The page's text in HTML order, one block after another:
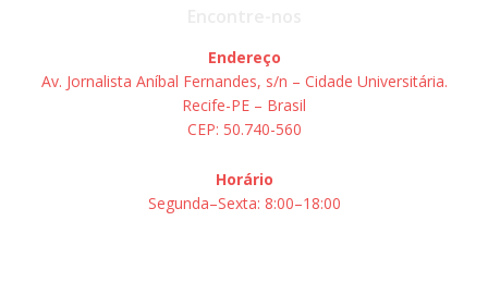
Endereço
Av. Jornalista Aníbal Fernandes, s/n – Cidade Universitária.
Recife-PE – Brasil
CEP: 50.740-560
Horário
Segunda–Sexta: 8:00–18:00